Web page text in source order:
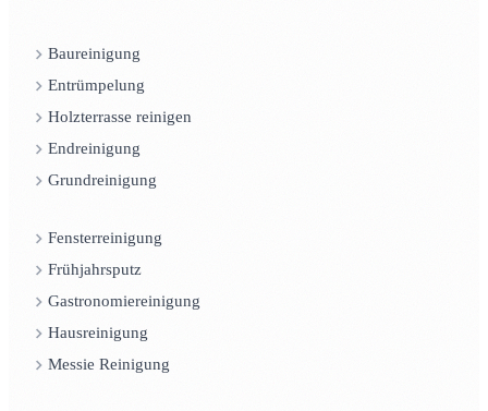
Baureinigung
Entrümpelung
Holzterrasse reinigen
Endreinigung
Grundreinigung
Fensterreinigung
Frühjahrsputz
Gastronomiereinigung
Hausreinigung
Messie Reinigung